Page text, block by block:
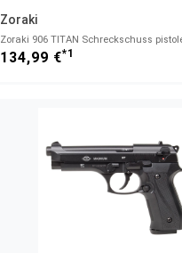
Zoraki
Zoraki 906 TITAN Schreckschuss
134,99 €*1